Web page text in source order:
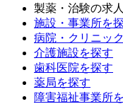
製薬・治験の求人
施設・事業所を
病院・クリニッ
介護施設を探す
歯科医院を探す
薬局を探す
障害福祉事業所